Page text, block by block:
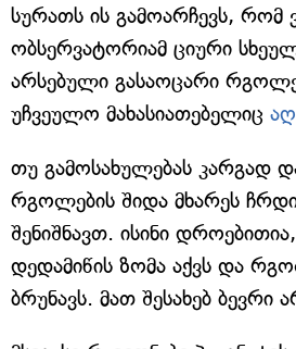
სურათს ის გამოარჩევს, რომ
ობსერვატორიამ ციური
არსებული გასაოცარი
უჩვეულო მახასიათებელიც
თუ გამოსახულებას კარგად
რგოლების შიდა მხარეს
შენიშნავთ. ისინი
დედამიწის ზომა აქვს და
ბრუნავს. მათ შესახებ ბევრი